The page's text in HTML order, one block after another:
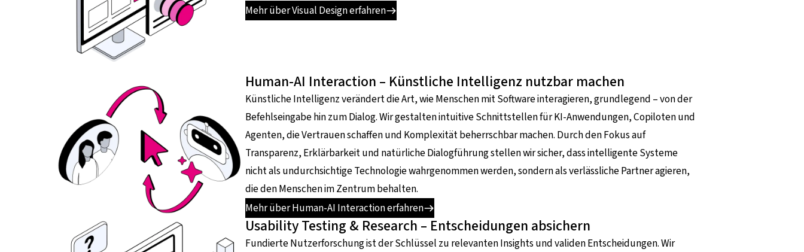
Mehr über Visual Design erfahren
Human-AI Interaction – Künstliche Intelligenz nutzbar machen
Künstliche Intelligenz verändert die Art, wie Menschen mit Software interagieren, grundlegend – von der
Befehlseingabe hin zum Dialog. Wir gestalten intuitive Schnittstellen für KI-Anwendungen, Copiloten und
Agenten, die Vertrauen schaffen und Komplexität beherrschbar machen. Durch den Fokus auf
Transparenz, Erklärbarkeit und natürliche Dialogführung stellen wir sicher, dass intelligente Systeme
nicht als undurchsichtige Technologie wahrgenommen werden, sondern als verlässliche Partner agieren,
die den Menschen im Zentrum behalten.
Mehr über Human-AI Interaction erfahren
Usability Testing & Research – Entscheidungen absichern
Fundierte Nutzerforschung ist der Schlüssel zu relevanten Insights und validen Entscheidungen. Wir